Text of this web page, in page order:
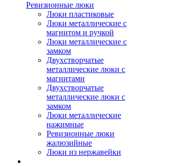
Ревизионные люки
Люки пластиковые
Люки металлические с
магнитом и ручкой
Люки металлические с
замком
Двухстворчатые
металлические люки с
магнитами
Двухстворчатые
металлические люки с
замком
Люки металлические
нажимные
Ревизионные люки
жалюзийные
Люки из нержавейки